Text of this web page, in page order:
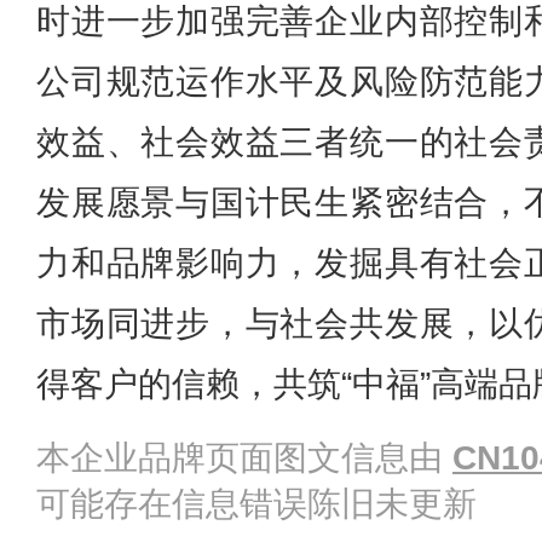
时进一步加强完善企业内部控制
公司规范运作水平及风险防范能
效益、社会效益三者统一的社会
发展愿景与国计民生紧密结合，
力和品牌影响力，发掘具有社会
市场同进步，与社会共发展，以
得客户的信赖，共筑“中福”高端
本企业品牌页面图文信息由
可能存在信息错误陈旧未更新